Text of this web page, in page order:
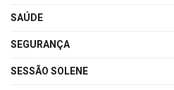
SAÚDE
SEGURANÇA
SESSÃO SOLENE